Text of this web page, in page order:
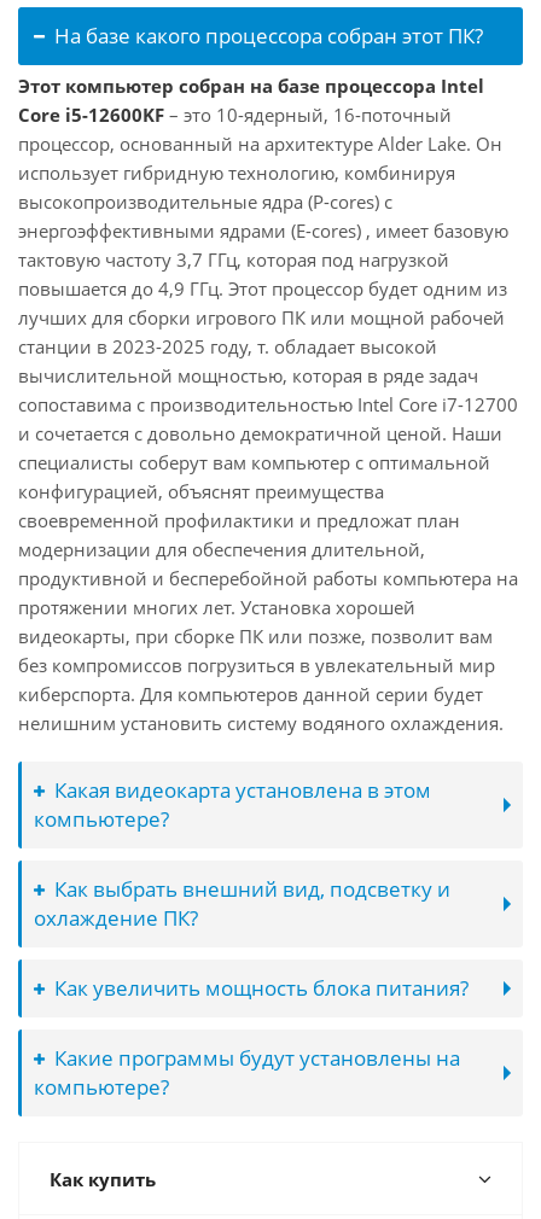
На базе какого процессора собран этот ПК?
Этот компьютер собран на базе процессора Intel
Core i5-12600KF – это 10-ядерный, 16-поточный
процессор, основанный на архитектуре Alder Lake. Он
использует гибридную технологию, комбинируя
высокопроизводительные ядра (P-cores) с
энергоэффективными ядрами (E-cores) , имеет базовую
тактовую частоту 3,7 ГГц, которая под нагрузкой
повышается до 4,9 ГГц. Этот процессор будет одним из
лучших для сборки игрового ПК или мощной рабочей
станции в 2023-2025 году, т. обладает высокой
вычислительной мощностью, которая в ряде задач
сопоставима с производительностью Intel Core i7-12700
и сочетается с довольно демократичной ценой. Наши
специалисты соберут вам компьютер с оптимальной
конфигурацией, объяснят преимущества
своевременной профилактики и предложат план
модернизации для обеспечения длительной,
продуктивной и бесперебойной работы компьютера на
протяжении многих лет. Установка хорошей
видеокарты, при сборке ПК или позже, позволит вам
без компромиссов погрузиться в увлекательный мир
киберспорта. Для компьютеров данной серии будет
нелишним установить систему водяного охлаждения.
Какая видеокарта установлена в этом
компьютере?
Как выбрать внешний вид, подсветку и
охлаждение ПК?
Как увеличить мощность блока питания?
Какие программы будут установлены на
компьютере?
Как купить